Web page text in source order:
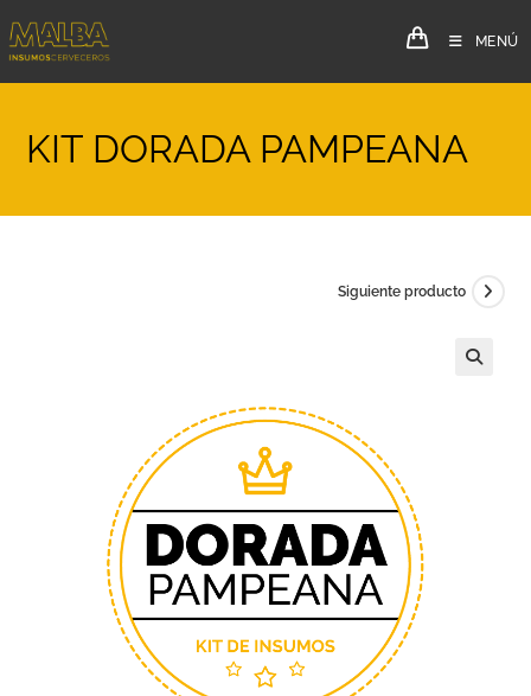
MENÚ
KIT DORADA PAMPEANA
Siguiente producto